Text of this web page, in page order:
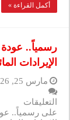
أكمل القراءة »
رسمياً.. عودة
الإيرادات
مارس 25, 2026
التعليقات
على رسمياً..